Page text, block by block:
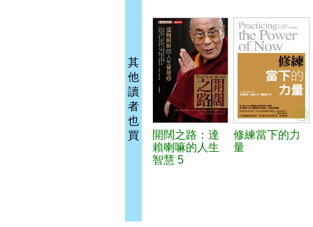
其
他
讀
者
也
買
開闊之路：達
賴喇嘛的人生
智慧 5
修練當下的力
量